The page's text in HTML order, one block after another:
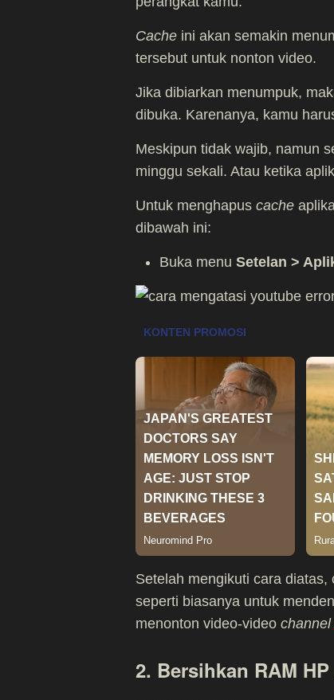
Cache ini akan semakin
tersebut untuk nonton video.
Jika dibiarkan menumpuk,
dibuka. Karenanya, kamu
Meskipun tidak wajib, namun
minggu sekali. Atau ketika
Untuk menghapus cache
dibawah ini:
Buka menu Setelan >
Setelah mengikuti cara
seperti biasanya untuk
menonton video-video channel
2. Bersihkan RAM